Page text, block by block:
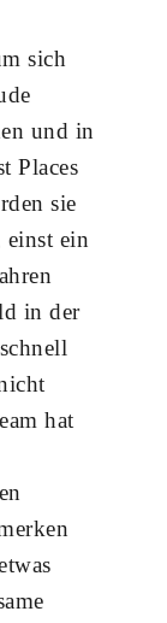
sich
und in
Places
sie
einst ein
in der
hat